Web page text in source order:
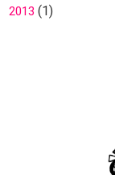
2013 (1)